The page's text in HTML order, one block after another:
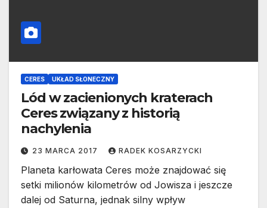
CERES UKŁAD SŁONECZNY
Lód w zacienionych kraterach
Ceres związany z historią
nachylenia
23 MARCA 2017 RADEK KOSARZYCKI
Planeta karłowata Ceres może znajdować się
setki milionów kilometrów od Jowisza i jeszcze
dalej od Saturna, jednak silny wpływ